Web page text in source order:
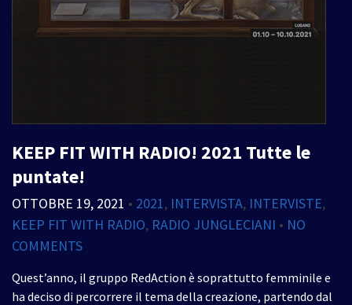
KEEP FIT WITH RADIO! 2021 Tutte le
puntate!
OTTOBRE 19, 2021 • 2021, INTERVISTA, INTERVISTE,
KEEP FIT WITH RADIO, RADIO JUNGLECIANI • NO
COMMENTS
Quest’anno, il gruppo RedAction è soprattutto femminile e
ha deciso di percorrere il tema della creazione, partendo dal